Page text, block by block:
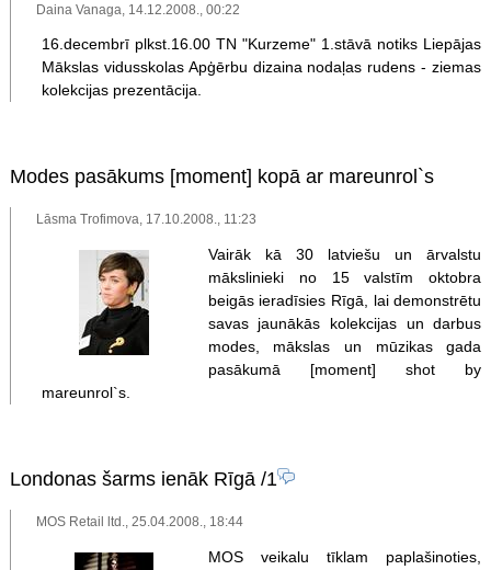
Daina Vanaga, 14.12.2008., 00:22
16.decembrī plkst.16.00 TN "Kurzeme" 1.stāvā notiks Liepājas
Mākslas vidusskolas Apģērbu dizaina nodaļas rudens - ziemas
kolekcijas prezentācija.
Modes pasākums [moment] kopā ar mareunrol`s
Lāsma Trofimova, 17.10.2008., 11:23
Vairāk kā 30 latviešu un ārvalstu
mākslinieki no 15 valstīm oktobra
beigās ieradīsies Rīgā, lai demonstrētu
savas jaunākās kolekcijas un darbus
modes, mākslas un mūzikas gada
pasākumā [moment] shot by
mareunrol`s.
Londonas šarms ienāk Rīgā/1
MOS Retail ltd., 25.04.2008., 18:44
MOS veikalu tīklam paplašinoties,